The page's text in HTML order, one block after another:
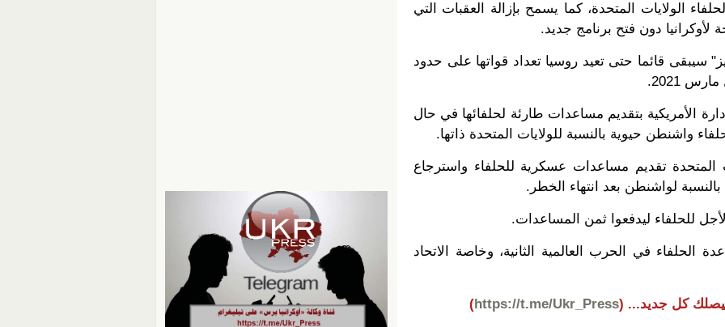
الولايات المتحدة، كما يسمح بإزالة العقبات التي
دون فتح برنامج جديد.
سيبقى قائما حتى تعيد روسيا تعداد قواتها على حدود
2021.
الأمريكية بتقديم مساعدات طارئة لحلفائها في حال
واشنطن حيوية بالنسبة للولايات المتحدة ذاتها.
المتحدة تقديم مساعدات عسكرية للحلفاء واسترجاع
لواشنطن بعد انتهاء الخطر.
للحلفاء ليدفعوا ثمن المساعدات.
الحلفاء في الحرب العالمية الثانية، وخاصة الاتحاد
كل جديد... (
https://t.me/Ukr_Press
)